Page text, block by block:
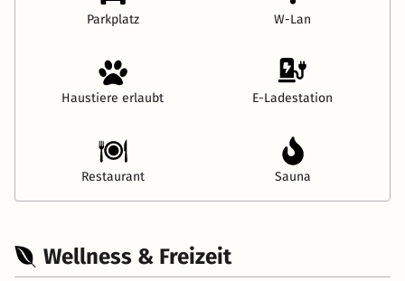
Parkplatz W-Lan
Haustiere erlaubt E-Ladestation
Restaurant Sauna
Wellness & Freizeit